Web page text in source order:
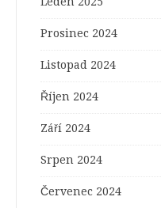
Prosinec 2024
Listopad 2024
Říjen 2024
Září 2024
Srpen 2024
Červenec 2024